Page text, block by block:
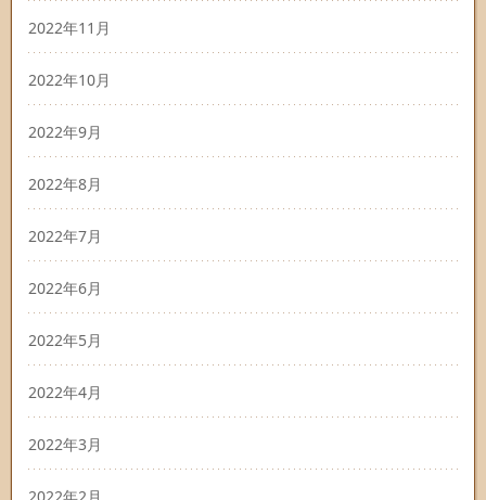
2022年11月
2022年10月
2022年9月
2022年8月
2022年7月
2022年6月
2022年5月
2022年4月
2022年3月